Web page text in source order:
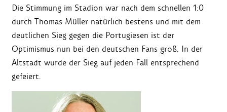
Die Stimmung im Stadion war nach dem schnellen 1:0
durch Thomas Müller natürlich bestens und mit dem
deutlichen Sieg gegen die Portugiesen ist der
Optimismus nun bei den deutschen Fans groß. In der
Altstadt wurde der Sieg auf jeden Fall entsprechend
gefeiert.